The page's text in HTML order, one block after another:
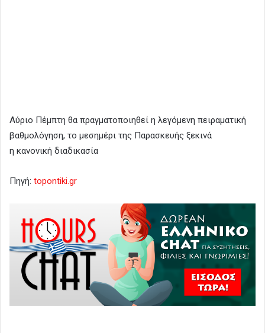
Αύριο Πέμπτη θα πραγματοποιηθεί η λεγόμενη πειραματική
βαθμολόγηση, το μεσημέρι της Παρασκευής ξεκινά
η κανονική διαδικασία
Πηγή: topontiki.gr